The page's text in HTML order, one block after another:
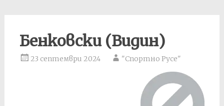
Бенковски (Видин)
23 септември 2024 "Спортно Русе"